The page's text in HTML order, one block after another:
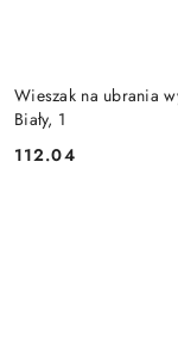
Wieszak na ubrania
Biały, 1
Cena:
112.04